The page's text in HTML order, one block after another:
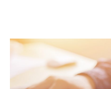
E-Mail*